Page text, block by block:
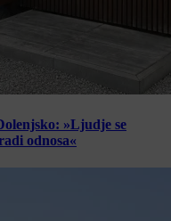
»Ljudje se
odnosa«